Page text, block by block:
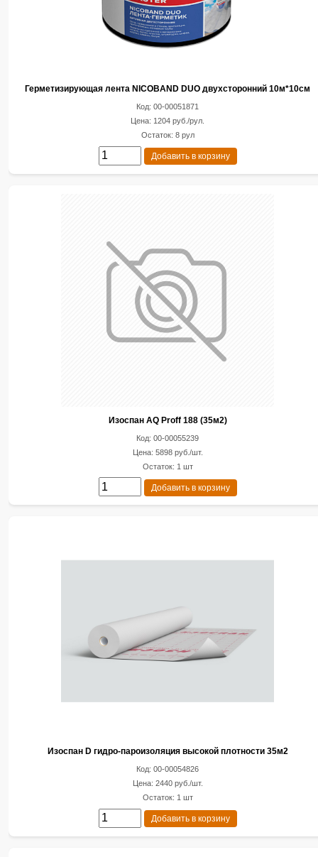
Герметизирующая лента NICOBAND DUO двухсторонний 10м*10см
Код: 00-00051871
Цена: 1204 руб./рул.
Остаток: 8 рул
Добавить в корзину
Изоспан AQ Proff 188 (35м2)
Код: 00-00055239
Цена: 5898 руб./шт.
Остаток: 1 шт
Добавить в корзину
Изоспан D гидро-пароизоляция высокой плотности 35м2
Код: 00-00054826
Цена: 2440 руб./шт.
Остаток: 1 шт
Добавить в корзину